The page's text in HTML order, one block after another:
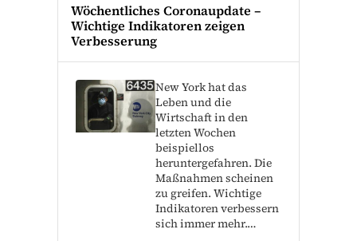
Wöchentliches Coronaupdate –
Wichtige Indikatoren zeigen
Verbesserung
New York hat das
Leben und die
Wirtschaft in den
letzten Wochen
beispiellos
heruntergefahren. Die
Maßnahmen scheinen
zu greifen. Wichtige
Indikatoren verbessern
sich immer mehr.…